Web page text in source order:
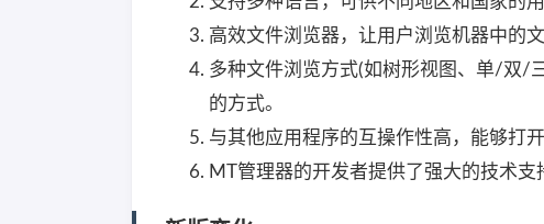
高效文件浏览器，让用户浏览机器中的
多种文件浏览方式(如树形视图、单/双/
的方式。
与其他应用程序的互操作性高，能够打
MT管理器的开发者提供了强大的技术